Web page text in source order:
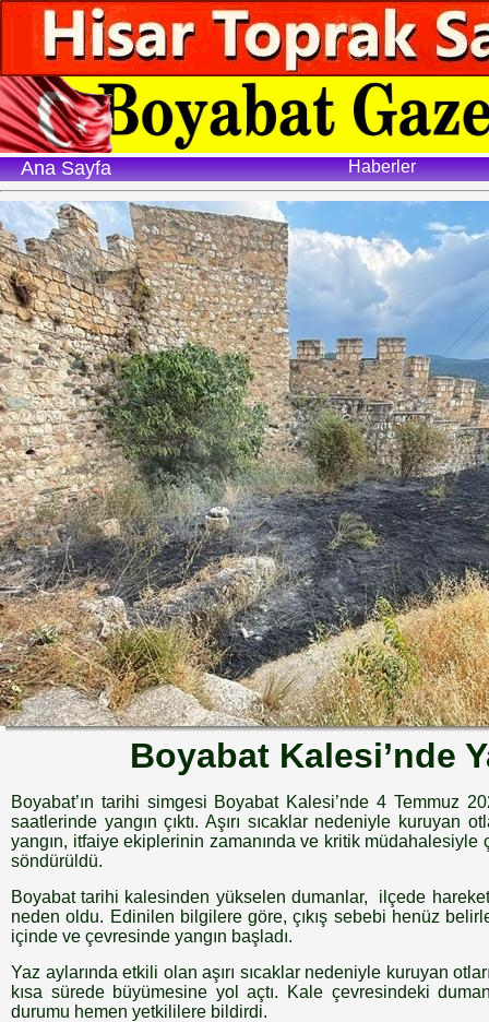
Haberler
Ana Sayfa
Boyabat Kalesi’nde
Boyabat’ın tarihi simgesi Boyabat Kalesi’nde 4 Temmuz
saatlerinde yangın çıktı. Aşırı sıcaklar nedeniyle kuruyan
yangın, itfaiye ekiplerinin zamanında ve kritik müdahalesiyle
söndürüldü.
Boyabat tarihi kalesinden yükselen dumanlar, ilçede
neden oldu. Edinilen bilgilere göre, çıkış sebebi henüz
içinde ve çevresinde yangın başladı.
Yaz aylarında etkili olan aşırı sıcaklar nedeniyle kuruyan
kısa sürede büyümesine yol açtı. Kale çevresindeki
durumu hemen yetkililere bildirdi.